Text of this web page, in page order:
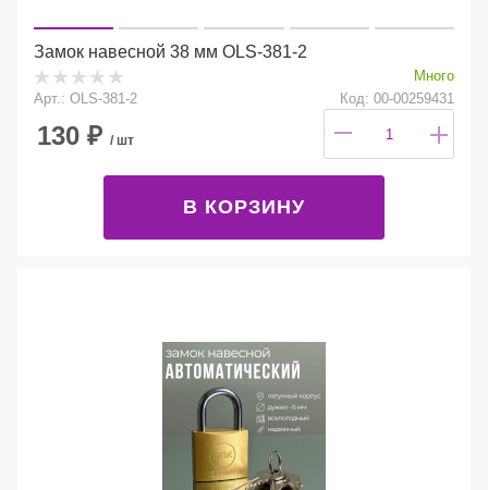
Замок навесной 38 мм OLS-381-2
Много
Арт.: OLS-381-2
Код: 00-00259431
130 ₽ / шт
В КОРЗИНУ